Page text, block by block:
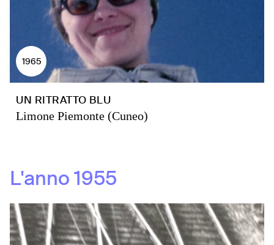
1965
UN RITRATTO BLU
Limone Piemonte (Cuneo)
L'anno1955